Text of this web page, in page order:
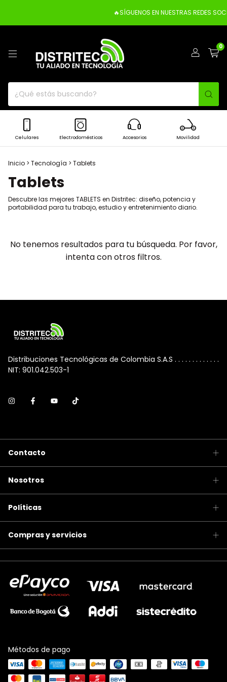
🔥SÍGUENOS EN NUESTRAS REDES
0
Celulares Electrodomésticos Accesorios Movilidad
Inicio > Tecnología > Tablets
Tablets
Descubre las mejores TABLETS en Distritec: diseño, potencia y
portabilidad para tu trabajo, estudio y entretenimiento diario.
No tenemos resultados para tu búsqueda. Por favor,
intenta con otros filtros.
Distribuciones Tecnológicas de Colombia S.A.S . . . . . . . . . . . . .
NIT: 901.042.503-1
Contacto
Nosotros
Políticas
Compras y servicios
Métodos de pago